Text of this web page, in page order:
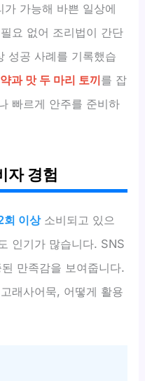
가 가능해 바쁜 일상에
요 없어 조리법이 간단
성공 사례를 기록했습
과 맛 두 마리 토끼를 잡
빠르게 안주를 준비하
자 경험
회 이상소비되고 있으
인기가 많습니다. SNS
만족감을 보여줍니다.
래사어묵, 어떻게 활용